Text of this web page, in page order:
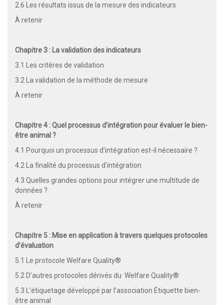
2.6 Les résultats issus de la mesure des indicateurs
À retenir
Chapitre 3 : La validation des indicateurs
3.1 Les critères de validation
3.2 La validation de la méthode de mesure
À retenir
Chapitre 4 : Quel processus d’intégration pour évaluer le bien-
être animal ?
4.1 Pourquoi un processus d'intégration est-il nécessaire ?
4.2 La finalité du processus d'intégration
4.3 Quelles grandes options pour intégrer une multitude de
données ?
À retenir
Chapitre 5 : Mise en application à travers quelques protocoles
d’évaluation
5.1 Le protocole Welfare Quality®
5.2 D’autres protocoles dérivés du Welfare Quality®
5.3 L’étiquetage développé par l’association Étiquette bien-
être animal